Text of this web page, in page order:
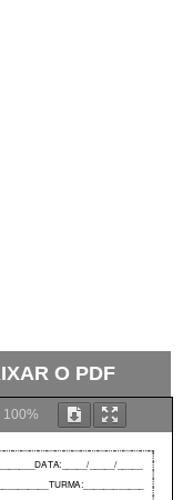
O PDF
100%